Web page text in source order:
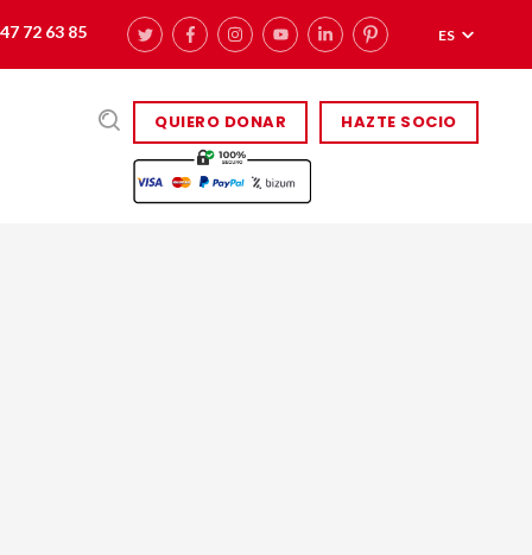
72 63 85 ES
QUIERO DONAR HAZTE SOCIO